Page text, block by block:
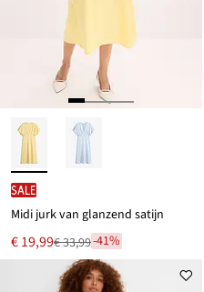
SALE
Midi jurk van glanzend satijn
Nu
voor
€ 19,99
Van € 33,99-41%